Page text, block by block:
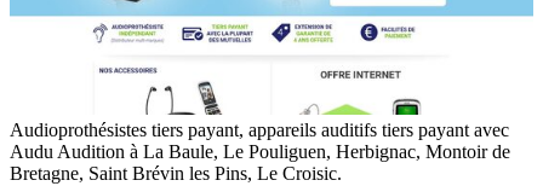
Audioprothésistes tiers payant, appareils auditifs tiers payant avec
Audu Audition à La Baule, Le Pouliguen, Herbignac, Montoir de
Bretagne, Saint Brévin les Pins, Le Croisic.